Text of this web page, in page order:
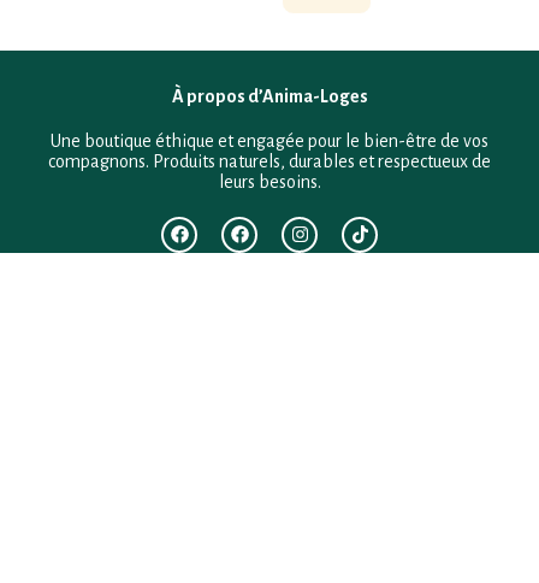
À propos d’Anima-Loges
Une boutique éthique et engagée pour le bien-être de vos
compagnons. Produits naturels, durables et respectueux de
leurs besoins.